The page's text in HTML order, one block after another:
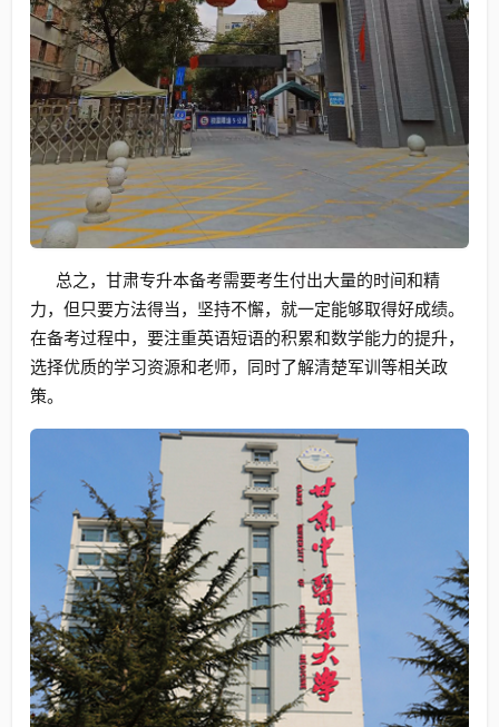
总之，甘肃专升本备考需要考生付出大量的时间和精
力，但只要方法得当，坚持不懈，就一定能够取得好成绩。
在备考过程中，要注重英语短语的积累和数学能力的提升，
选择优质的学习资源和老师，同时了解清楚军训等相关政
策。